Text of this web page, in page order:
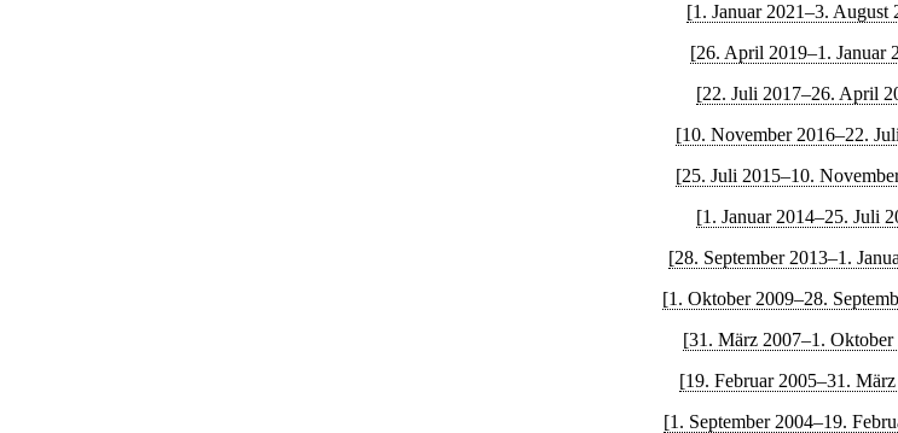
[1. Januar 2021–3. August
[26. April 2019–1. Januar
[22. Juli 2017–26. April
[10. November 2016–22.
[25. Juli 2015–10.
[1. Januar 2014–25. Juli
[28. September 2013–1.
[1. Oktober 2009–28.
[31. März 2007–1. Oktober
[19. Februar 2005–31.
[1. September 2004–19.